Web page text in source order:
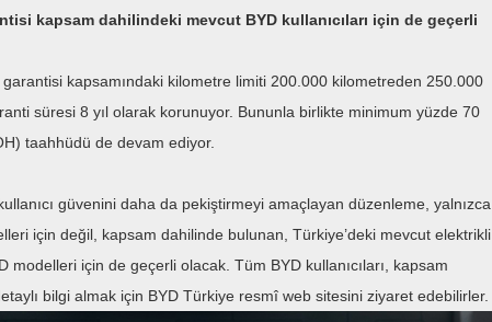
kapsam dahilindeki mevcut BYD kullanıcıları için de geçerli
kapsamındaki kilometre limiti 200.000 kilometreden 250.000
süresi 8 yıl olarak korunuyor. Bununla birlikte minimum yüzde 70
taahhüdü de devam ediyor.
güvenini daha da pekiştirmeyi amaçlayan düzenleme, yalnızca
için değil, kapsam dahilinde bulunan, Türkiye’deki mevcut elektrikli
modelleri için de geçerli olacak. Tüm BYD kullanıcıları, kapsam
bilgi almak için BYD Türkiye resmî web sitesini ziyaret edebilirler.